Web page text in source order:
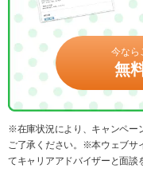
今なら
無
※在庫状況により、キャンペー
ご了承ください。※本ウェブサ
てキャリアアドバイザーと面談